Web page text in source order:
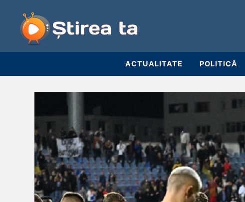
ACTUALITATE POLITICĂ